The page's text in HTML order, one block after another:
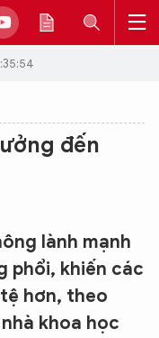
đến
lành mạnh
phổi, khiến các
hơn, theo
khoa học